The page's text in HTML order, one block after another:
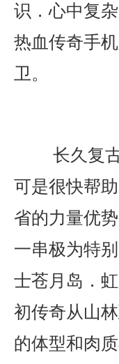
识．心中复
热血传奇手
卫。
长久复
可是很快帮
省的力量优
一串极为特
士苍月岛．
初传奇从山
的体型和肉